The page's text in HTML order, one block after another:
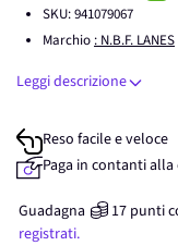
SKU:941079067
Marchio : N.B.F. LANES
Leggi descrizione
Reso facile e veloce
Paga in contanti alla
Guadagna 17 punti
registrati.